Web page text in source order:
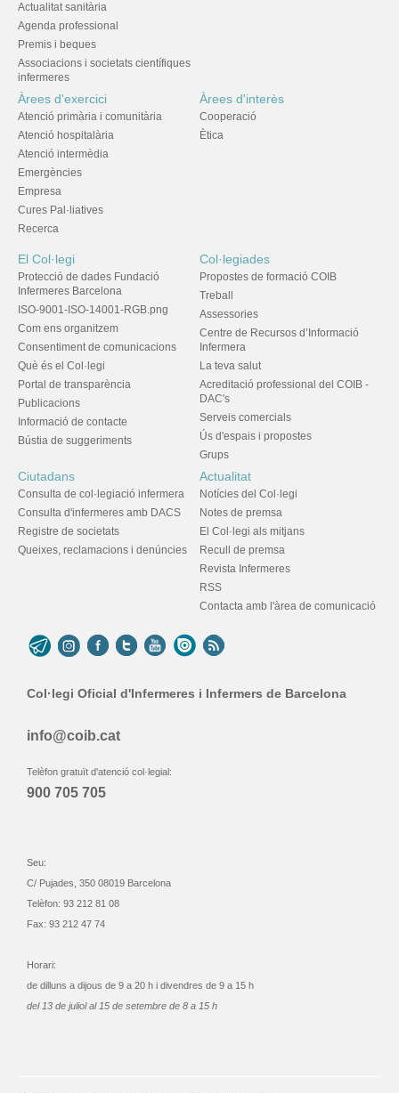
Actualitat sanitària
Agenda professional
Premis i beques
Associacions i societats científiques
infermeres
Àrees d'exercici
Atenció primària i comunitària
Atenció hospitalària
Atenció intermèdia
Emergències
Empresa
Cures Pal·liatives
Recerca
Àrees d'interès
Cooperació
Ètica
El Col·legi
Protecció de dades Fundació
Infermeres Barcelona
ISO-9001-ISO-14001-RGB.png
Com ens organitzem
Consentiment de comunicacions
Què és el Col·legi
Portal de transparència
Publicacions
Informació de contacte
Bústia de suggeriments
Col·legiades
Propostes de formació COIB
Treball
Assessories
Centre de Recursos d’Informació
Infermera
La teva salut
Acreditació professional del COIB -
DAC's
Serveis comercials
Ús d'espais i propostes
Grups
Ciutadans
Consulta de col·legiació infermera
Consulta d'infermeres amb DACS
Registre de societats
Queixes, reclamacions i denúncies
Actualitat
Notícies del Col·legi
Notes de premsa
El Col·legi als mitjans
Recull de premsa
Revista Infermeres
RSS
Contacta amb l'àrea de comunicació
Col·legi Oficial d'Infermeres i Infermers de Barcelona
info@coib.cat
Telèfon gratuït d'atenció col·legial:
900 705 705
Seu:
C/ Pujades, 350 08019 Barcelona
Telèfon: 93 212 81 08
Fax: 93 212 47 74
Horari:
de dilluns a dijous de 9 a 20 h i divendres de 9 a 15 h
del 13 de juliol al 15 de setembre de 8 a 15 h